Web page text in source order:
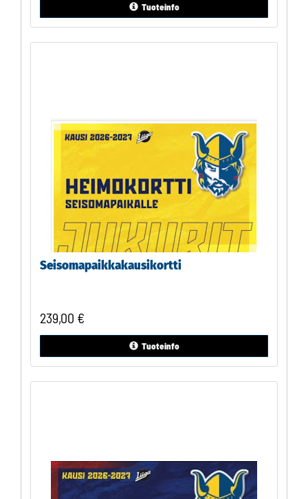
Tuoteinfo
Seisomapaikkakausikortti
239,00 €
Tuoteinfo